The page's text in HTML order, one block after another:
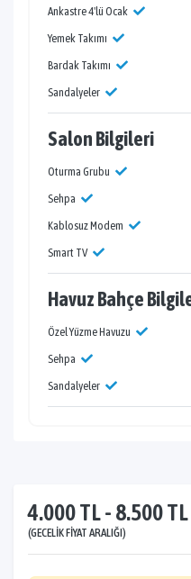
Ankastre 4'lü Ocak
Yemek Takımı
Bardak Takımı
Sandalyeler
Salon Bilgileri
Oturma Grubu
Sehpa
Kablosuz Modem
Smart TV
Havuz Bahçe
Özel Yüzme Havuzu
Sehpa
Sandalyeler
4.000 TL - 8.500 TL
(GECELIK FIYAT ARALIĞI)